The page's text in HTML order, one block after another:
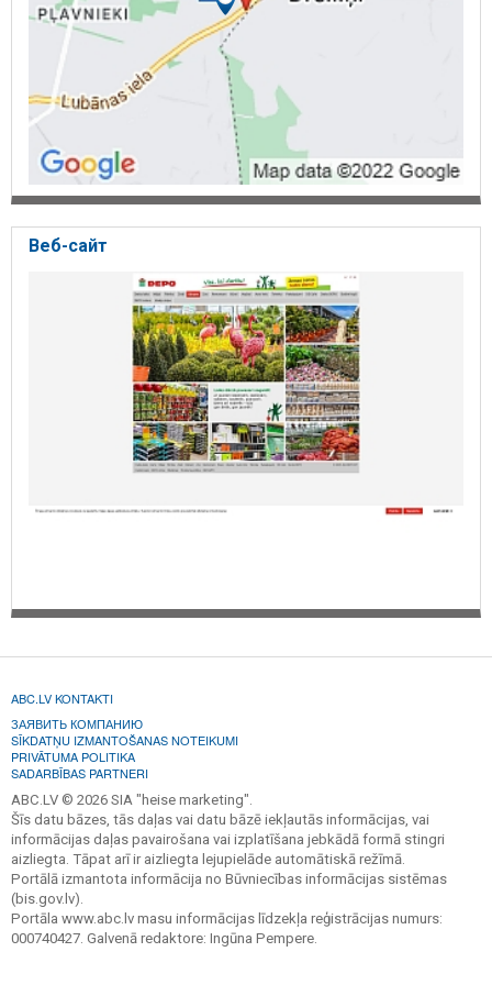
Веб-сайт
ABC.LV KONTAKTI
ЗАЯВИТЬ КОМПАНИЮ
SĪKDATŅU IZMANTOŠANAS NOTEIKUMI
PRIVĀTUMA POLITIKA
SADARBĪBAS PARTNERI
ABC.LV © 2026 SIA "heise marketing".
Šīs datu bāzes, tās daļas vai datu bāzē iekļautās informācijas, vai
informācijas daļas pavairošana vai izplatīšana jebkādā formā stingri
aizliegta. Tāpat arī ir aizliegta lejupielāde automātiskā režīmā.
Portālā izmantota informācija no Būvniecības informācijas sistēmas
(bis.gov.lv).
Portāla www.abc.lv masu informācijas līdzekļa reģistrācijas numurs:
000740427. Galvenā redaktore: Ingūna Pempere.